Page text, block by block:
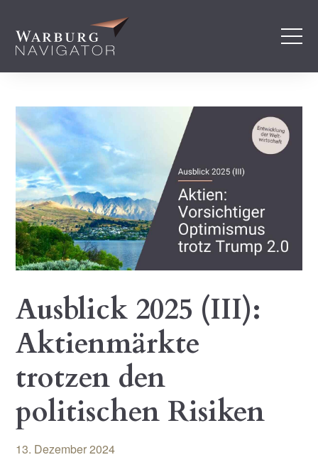
Ausblick 2025 (III):
Aktienmärkte
trotzen den
politischen Risiken
13. Dezember 2024